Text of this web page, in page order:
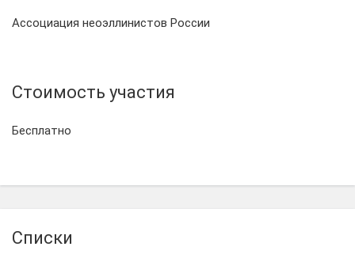
Ассоциация неоэллинистов России
Стоимость участия
Бесплатно
Списки